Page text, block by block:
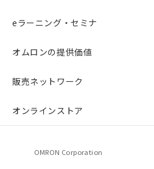
eラーニング・セミナ
オムロンの提供価値
販売ネットワーク
オンラインストア
OMRON Corporation